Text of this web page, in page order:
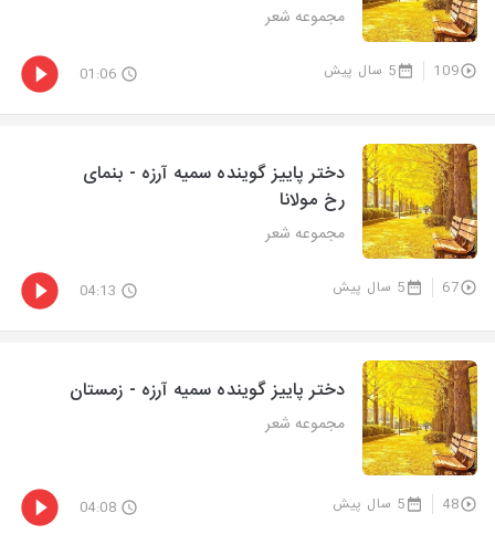
مجموعه شعر
109 5 سال پیش 01:06
دختر پاییز گوینده سمیه آرزه - بنمای
رخ مولانا
مجموعه شعر
67 5 سال پیش 04:13
دختر پاییز گوینده سمیه آرزه - زمستان
مجموعه شعر
48 5 سال پیش 04:08